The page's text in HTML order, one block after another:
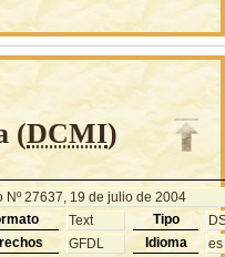
(DCMI)
Nº 27637, 19 de julio de 2004
Text Tipo
GFDL Idioma es